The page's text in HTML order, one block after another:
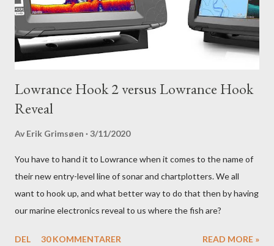
Lowrance Hook 2 versus Lowrance Hook
Reveal
Av Erik Grimsøen 3/11/2020
You have to hand it to Lowrance when it comes to the name of
their new entry-level line of sonar and chartplotters. We all
want to hook up, and what better way to do that then by having
our marine electronics reveal to us where the fish are?
DEL 30 KOMMENTARER READ MORE »